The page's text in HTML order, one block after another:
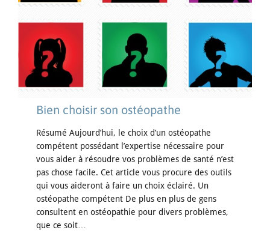
Bien choisir son ostéopathe
Résumé Aujourd’hui, le choix d’un ostéopathe
compétent possédant l’expertise nécessaire pour
vous aider à résoudre vos problèmes de santé n’est
pas chose facile. Cet article vous procure des outils
qui vous aideront à faire un choix éclairé. Un
ostéopathe compétent De plus en plus de gens
consultent en ostéopathie pour divers problèmes,
que ce soit…